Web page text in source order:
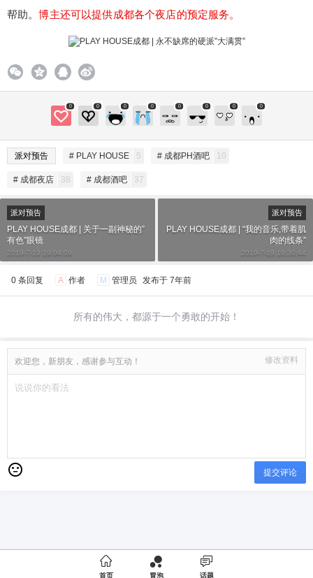
帮助。博主还可以提供成都各个夜店的预定服务。
0 0 0 0 0 0 0 0
派对预告 # PLAY HOUSE 5 # 成都PH酒吧 10
# 成都夜店 38 # 成都酒吧 37
派对预告
PLAY HOUSE成都 | 关于一副神秘的”
有色”眼镜
2019-7-19 19:04:09
派对预告
PLAY HOUSE成都 | “我的音乐,带着肌
肉的线条”
2019-7-19 19:30:44
0 条回复 A 作者 M 管理员 发布于 7年前
所有的伟大，都源于一个勇敢的开始！
欢迎您，新朋友，感谢参与互动！ 修改资料
提交评论

首页 冒泡 话题